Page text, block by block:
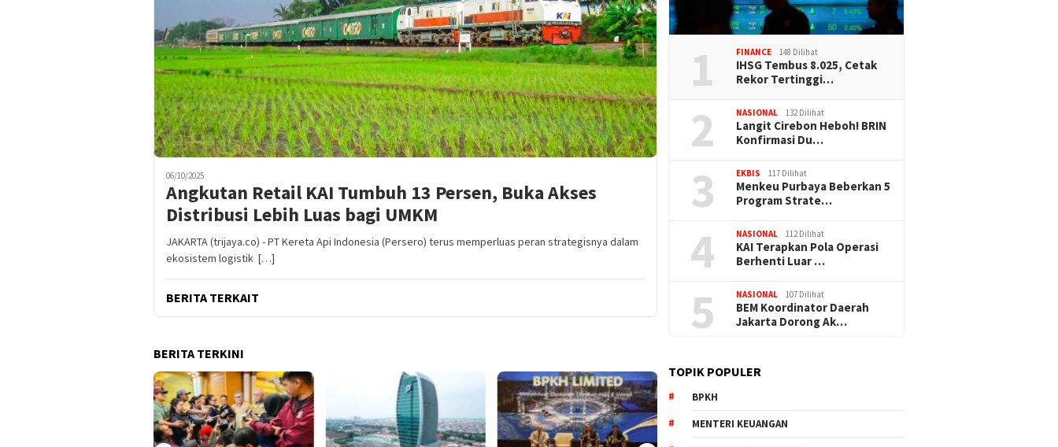
06/10/2025
Angkutan Retail KAI Tumbuh 13 Persen, Buka Akses
Distribusi Lebih Luas bagi UMKM
JAKARTA (trijaya.co) - PT Kereta Api Indonesia (Persero) terus memperluas peran strategisnya dalam
ekosistem logistik […]
BERITA TERKAIT
BERITA TERKINI
1 FINANCE 148 Dilihat
IHSG Tembus 8.025, Cetak
Rekor Tertinggi…
2 NASIONAL 132 Dilihat
Langit Cirebon Heboh! BRIN
Konfirmasi Du…
3 EKBIS 117 Dilihat
Menkeu Purbaya Beberkan 5
Program Strate…
4 NASIONAL 112 Dilihat
KAI Terapkan Pola Operasi
Berhenti Luar …
5 NASIONAL 107 Dilihat
BEM Koordinator Daerah
Jakarta Dorong Ak…
TOPIK POPULER
BPKH
MENTERI KEUANGAN